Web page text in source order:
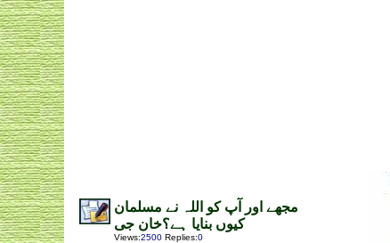
مجھے اور آپ کو اللہ نے مسلمان
کیوں بنایا ہے؟خان جی
Views:2500 Replies:0